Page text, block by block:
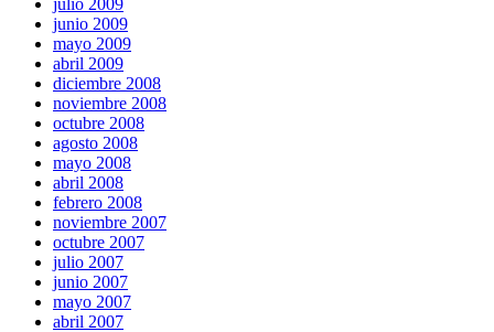
julio 2009
junio 2009
mayo 2009
abril 2009
diciembre 2008
noviembre 2008
octubre 2008
agosto 2008
mayo 2008
abril 2008
febrero 2008
noviembre 2007
octubre 2007
julio 2007
junio 2007
mayo 2007
abril 2007